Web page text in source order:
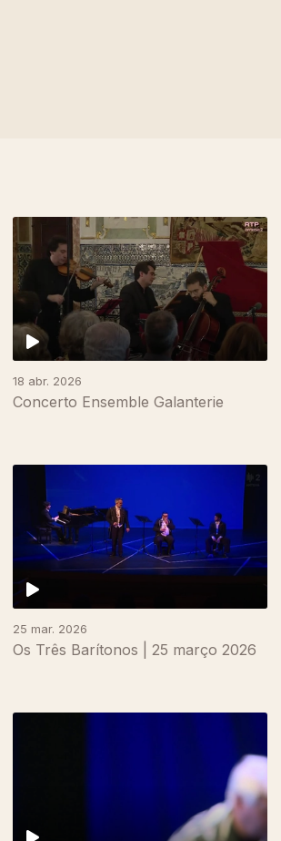
18 abr. 2026
Concerto Ensemble Galanterie
25 mar. 2026
Os Três Barítonos | 25 março 2026